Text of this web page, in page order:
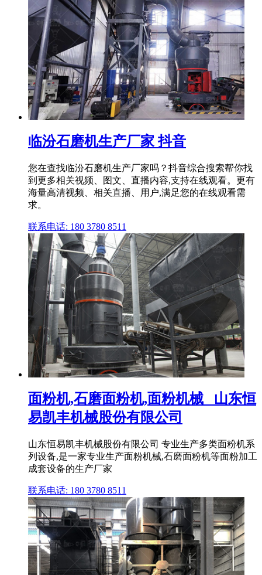
临汾石磨机生产厂家 抖音
您在查找临汾石磨机生产厂家吗？抖音综合搜索帮你找
到更多相关视频、图文、直播内容,支持在线观看。更有
海量高清视频、相关直播、用户,满足您的在线观看需
求。
联系电话: 180 3780 8511
面粉机,石磨面粉机,面粉机械_ 山东恒
易凯丰机械股份有限公司
山东恒易凯丰机械股份有限公司 专业生产多类面粉机系
列设备,是一家专业生产面粉机械,石磨面粉机等面粉加工
成套设备的生产厂家
联系电话: 180 3780 8511